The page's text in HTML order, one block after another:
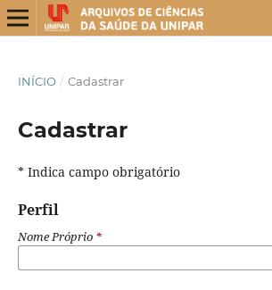
INÍCIO / Cadastrar
Cadastrar
* Indica campo obrigatório
Perfil
Nome Próprio *